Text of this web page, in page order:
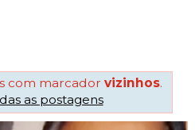
com marcador vizinhos.
as postagens